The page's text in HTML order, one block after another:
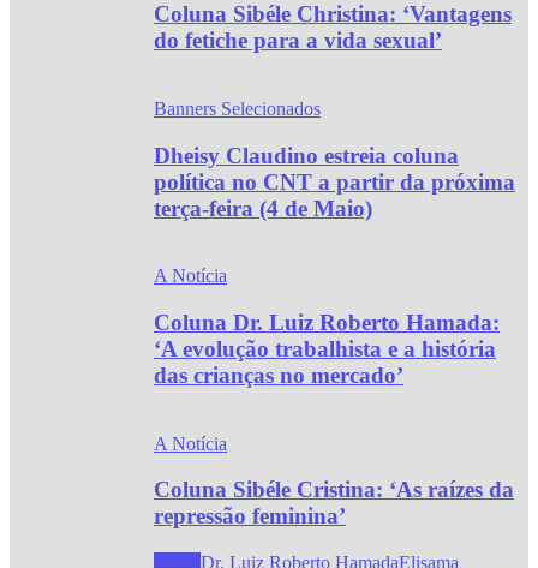
Coluna Sibéle Christina: ‘Vantagens
do fetiche para a vida sexual’
Banners Selecionados
Dheisy Claudino estreia coluna
política no CNT a partir da próxima
terça-feira (4 de Maio)
A Notícia
Coluna Dr. Luiz Roberto Hamada:
‘A evolução trabalhista e a história
das crianças no mercado’
A Notícia
Coluna Sibéle Cristina: ‘As raízes da
repressão feminina’
Dr. Luiz Roberto HamadaElisama